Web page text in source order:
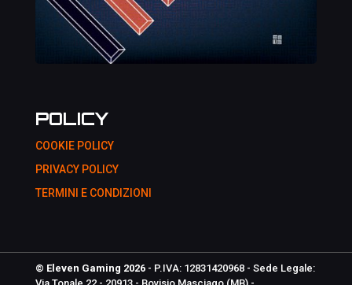
POLICY
COOKIE POLICY
PRIVACY POLICY
TERMINI E CONDIZIONI
© Eleven Gaming 2026 - P.IVA: 12831420968 - Sede Legale: